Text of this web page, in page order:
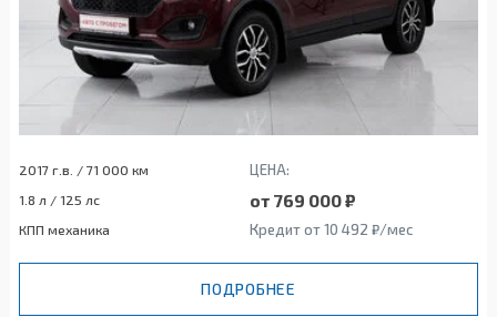
2017 г.в. / 71 000 км ЦЕНА:
1.8 л / 125 лс от 769 000 ₽
КПП механика Кредит от 10 492 ₽/мес
ПОДРОБНЕЕ